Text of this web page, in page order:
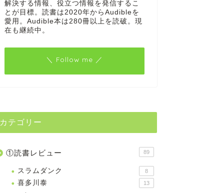
解決する情報、役立つ情報を発信するこ
とが目標。読書は2020年からAudibleを
愛用。Audible本は280冊以上を読破。現
在も継続中。
＼ Follow me ／
カテゴリー
①読書レビュー 89
スラムダンク 8
喜多川泰 13